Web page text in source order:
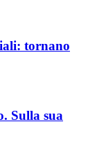
tornano
Sulla sua